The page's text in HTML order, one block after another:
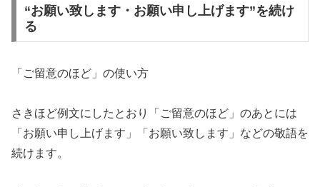
“お願い致します・お願い申し上げます”を続け
る
「ご留意のほど」の使い方
さきほど例文にしたとおり「ご留意のほど」のあとには
「お願い申し上げます」「お願い致します」などの敬語を
続けます。